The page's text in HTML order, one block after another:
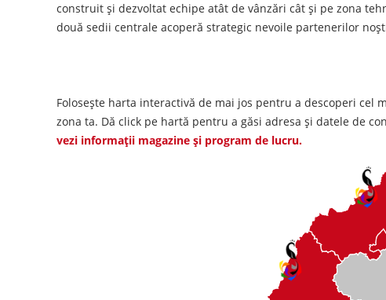
construit și dezvoltat echipe atât de vânzări cât și pe zona
două sedii centrale acoperă strategic nevoile partenerilor
Folosește harta interactivă de mai jos pentru a descoperi cel
zona ta. Dă click pe hartă pentru a găsi adresa și datele de
vezi informații magazine și program de lucru.